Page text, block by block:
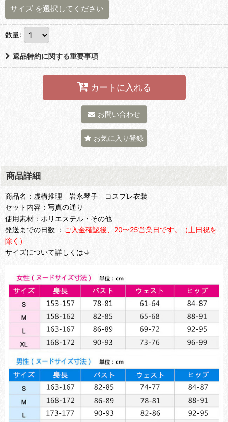
サイズ を選択してください
数量:
返品特約に関する重要事項
カートに入れる
お問い合わせ
お気に入り登録
商品詳細
商品名：虚構推理 岩永琴子 コスプレ衣装
セット内容：写真の通り
使用素材：ポリエステル・その他
発送までの日数 ： ご入金確認後、20〜25営業日です。（土日祝を
除く）
サイズについて詳しくは↓